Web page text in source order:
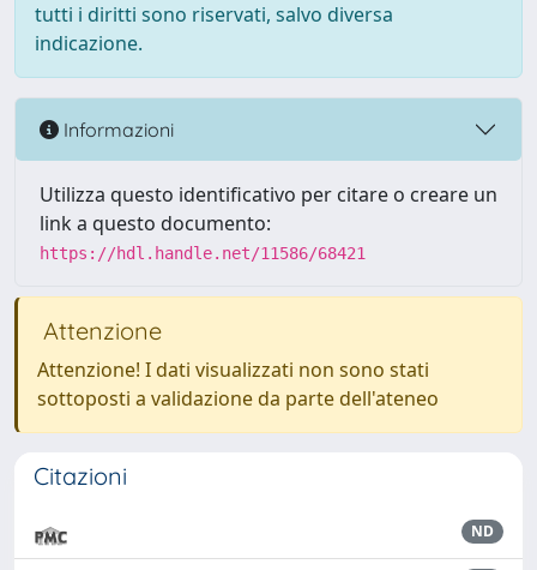
tutti i diritti sono riservati, salvo diversa
indicazione.
Informazioni
Utilizza questo identificativo per citare o creare un
link a questo documento:
https://hdl.handle.net/11586/68421
Attenzione
Attenzione! I dati visualizzati non sono stati
sottoposti a validazione da parte dell'ateneo
Citazioni
ND